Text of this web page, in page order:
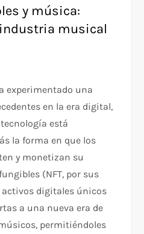
y música:
musical
experimentado una
en la era digital,
está
la forma en que los
y monetizan su
(NFT, por sus
activos digitales únicos
a una nueva era de
permitiéndoles